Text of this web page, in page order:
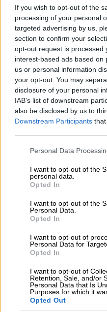
If you wish to opt-out of the
processing of your personal
targeted advertising by us,
section to confirm your
opt-out request is processed
interest-based ads based on
us or personal information
your opt-out. You may
disclosure of your personal
IAB’s list of downstream
also be disclosed by us to
Downstream Participants
Please note that this
not limited to your visit or
grant or deny consent to
use your data for below
consent section.
Personal Data
I want to opt-out of the
personal data.
Opted In
I want to opt-out of the
Personal Data.
Opted In
I want to opt-out of
Personal Data for
Opted In
I want to opt-out of
Retention, Sale, and/or
Personal Data that Is
Purposes for which it
Opted Out
Έφεση κατά της
απόφασης για
άσκησε η
Το Εκλογοδικείο, με
του Συμβουλίου της
Πικραμένο, ομόφωνα
ενστάσεις κατά
βουλευτών και
υπήρξε εξαπάτηση
υποκρυπτόμενος
ήταν οΗλίας
Αναλυτικότερα,
μεταξύ των
ανακήρυξης
αναπληρωματικής
εκλογικής
εξαπάτηση των
αυτοί συμμετείχαν